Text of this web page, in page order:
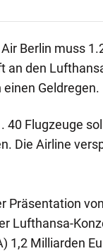
Berlin muss
an den
Geldregen.
40 Flugzeuge
Die Airline
Präsentation
Lufthansa-
1,2 Milliarden